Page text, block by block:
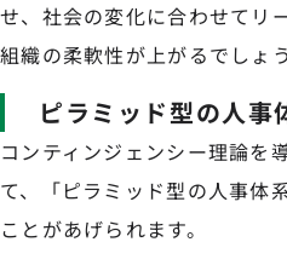
せ、社会の変化に合わせてリ
組織の柔軟性が上がるでしょう
ピラミッド型の人事
コンティンジェンシー理論を
て、「ピラミッド型の人事体
ことがあげられます。